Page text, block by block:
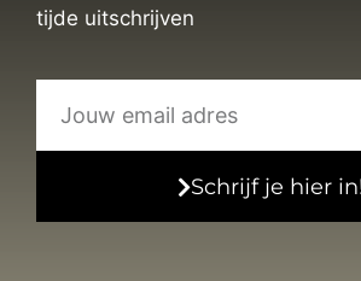
tijde uitschrijven
Schrijf je hier